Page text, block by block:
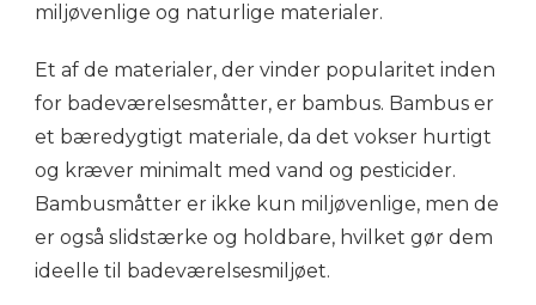
miljøvenlige og naturlige materialer.
Et af de materialer, der vinder popularitet inden
for badeværelsesmåtter, er bambus. Bambus er
et bæredygtigt materiale, da det vokser hurtigt
og kræver minimalt med vand og pesticider.
Bambusmåtter er ikke kun miljøvenlige, men de
er også slidstærke og holdbare, hvilket gør dem
ideelle til badeværelsesmiljøet.